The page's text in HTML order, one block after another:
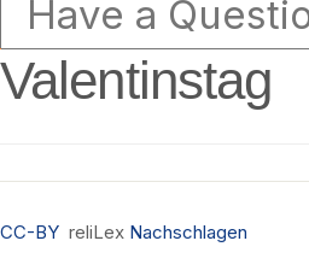
Valentinstag
CC-BY reliLex Nachschlagen